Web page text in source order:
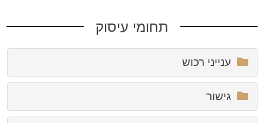
תחומי עיסוק
ענייני רכוש
גישור